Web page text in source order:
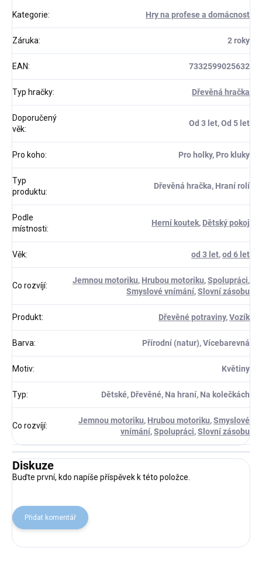
Kategorie: Hry na profese a domácnost
Záruka: 2 roky
EAN: 7332599025632
Typ hračky: Dřevěná hračka
Doporučený
věk:
Od 3 let, Od 5 let
Pro koho: Pro holky, Pro kluky
Typ
produktu:
Dřevěná hračka, Hraní rolí
Podle
místnosti:
Herní koutek, Dětský pokoj
Věk: od 3 let,od 6 let
Co rozvíjí:
Jemnou motoriku, Hrubou motoriku,Spolupráci,
Smyslové vnímání,Slovní zásobu
Produkt: Dřevěné potraviny,Vozík
Barva: Přírodní (natur), Vícebarevná
Motiv: Květiny
Typ: Dětské, Dřevěné, Na hraní, Na kolečkách
Co rozvíjí:
Jemnou motoriku, Hrubou motoriku,Smyslové
vnímání,Spolupráci,Slovní zásobu
Diskuze
Buďte první, kdo napíše příspěvek k této položce.
Přidat komentář